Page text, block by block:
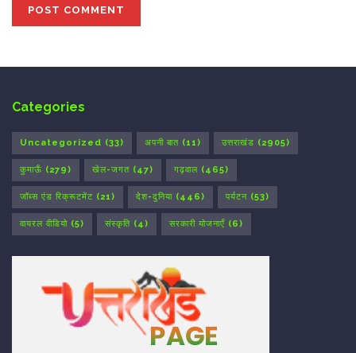
Categories
Uncategorized (33) अपनी बात (11) उत्तराखंड (2905)
कुमाऊँ (279) खेल-जगत (47) गढ़वाल (465)
जॉब्स एंड रिक्रूटमेंट (21) देश-दुनिया (446) पर्यटन (53)
वायरल वीडियो (5) संस्कृति (4) सरकारी योजनाएँ (6)